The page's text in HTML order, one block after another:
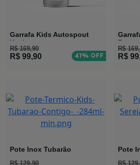
Garrafa Kids Autospout
Verde
R$ 169,90
R$ 99,90 41% OFF
Rosa
R$
R$
Pote Inox Tubarão
R$ 129,90
Pote
R$